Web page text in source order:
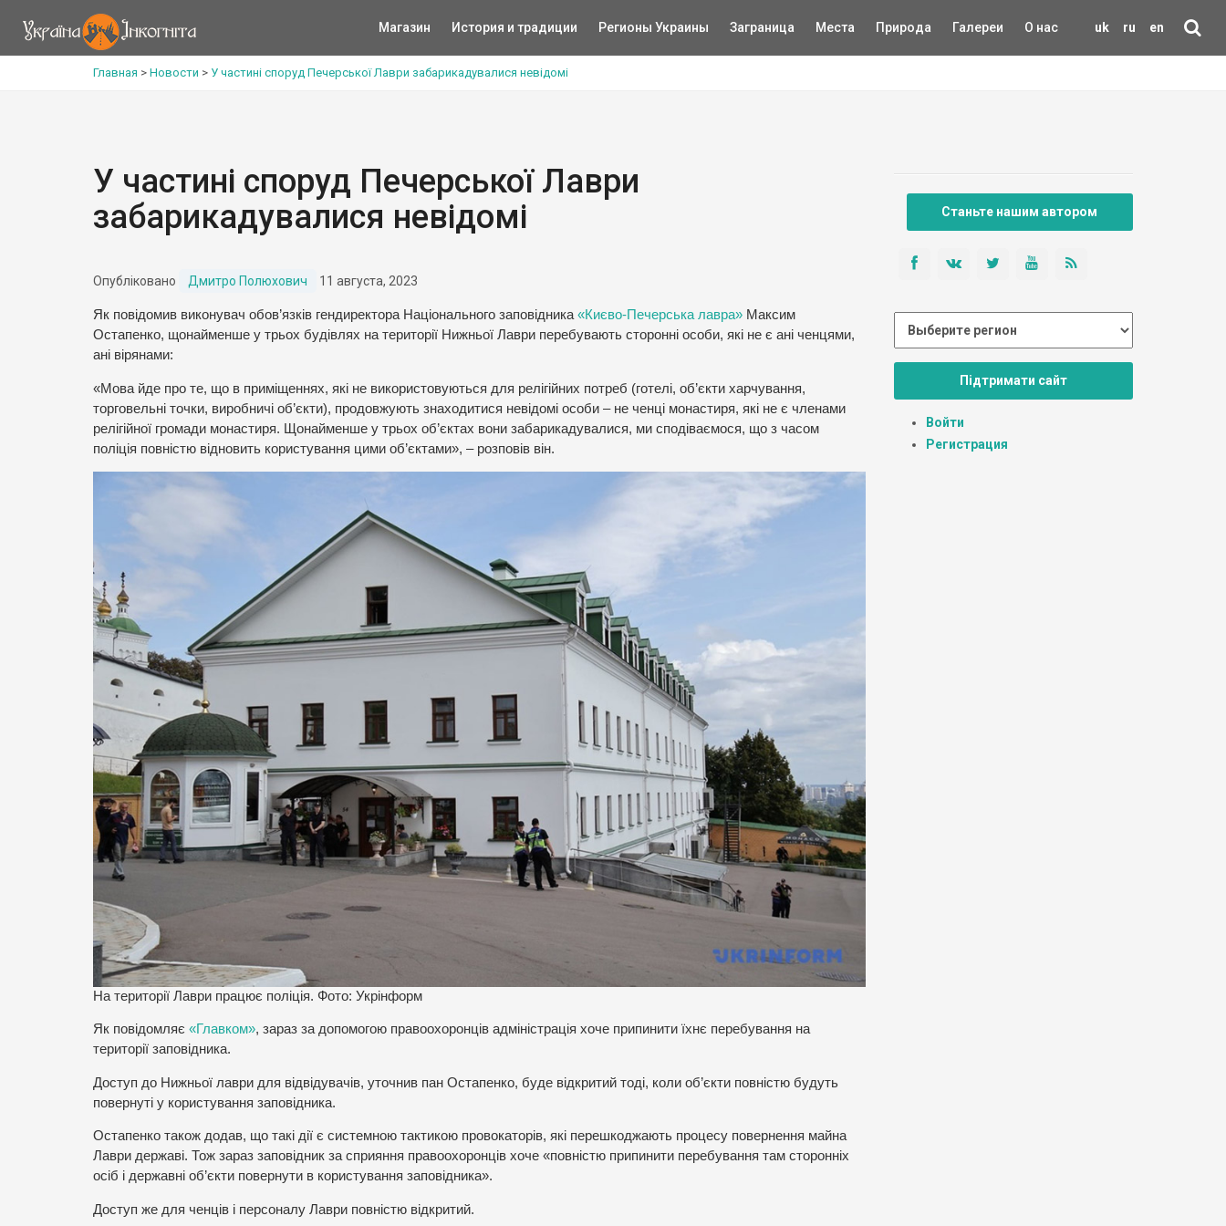
uk ru en
Магазин История и традиции Регионы Украины Заграница Места Природа Галереи О нас
Главная > Новости > У частині споруд Печерської Лаври забарикадувалися невідомі
У частині споруд Печерської Лаври
забарикадувалися невідомі
Опубліковано Дмитро Полюхович 11 августа, 2023
Як повідомив виконувач обов’язків гендиректора Національного заповідника «Києво-Печерська лавра» Максим
Остапенко, щонайменше у трьох будівлях на території Нижньої Лаври перебувають сторонні особи, які не є ані ченцями,
ані вірянами:
«Мова йде про те, що в приміщеннях, які не використовуються для релігійних потреб (готелі, об’єкти харчування,
торговельні точки, виробничі об’єкти), продовжують знаходитися невідомі особи – не ченці монастиря, які не є членами
релігійної громади монастиря. Щонайменше у трьох об’єктах вони забарикадувалися, ми сподіваємося, що з часом
поліція повністю відновить користування цими об’єктами», – розповів він.
На території Лаври працює поліція. Фото: Укрінформ
Як повідомляє «Главком», зараз за допомогою правоохоронців адміністрація хоче припинити їхнє перебування на
території заповідника.
Доступ до Нижньої лаври для відвідувачів, уточнив пан Остапенко, буде відкритий тоді, коли об’єкти повністю будуть
повернуті у користування заповідника.
Остапенко також додав, що такі дії є системною тактикою провокаторів, які перешкоджають процесу повернення майна
Лаври державі. Тож зараз заповідник за сприяння правоохоронців хоче «повністю припинити перебування там сторонніх
осіб і державні об’єкти повернути в користування заповідника».
Доступ же для ченців і персоналу Лаври повністю відкритий.
Станьте нашим автором
Підтримати сайт
Войти
Регистрация